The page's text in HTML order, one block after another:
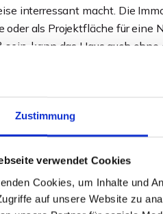
Zustimmung
verwendet Cookies
Cookies, um Inhalte und
auf unsere Website zu
interressant macht. Die
oder als Projektfläche für eine
sein, kann das Haus auch
des Grundstücks, würde
mit der Halle bebaute
1906 errichtet. 1954 sowie
zwei separierbaren
vielversprechende
Bei der aktuellen
ca. 97 m² auf die
Öl-Heizung versorgt.
befindet.